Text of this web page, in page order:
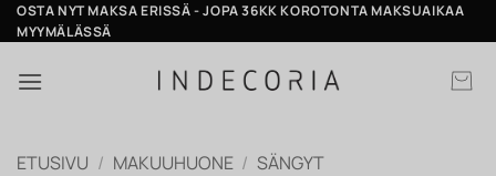
Skip
to
OSTA NYT MAKSA ERISSÄ - JOPA 36KK KOROTONTA MAKSUAIKAA
MYYMÄLÄSSÄ
ETUSIVU / MAKUUHUONE / SÄNGYT